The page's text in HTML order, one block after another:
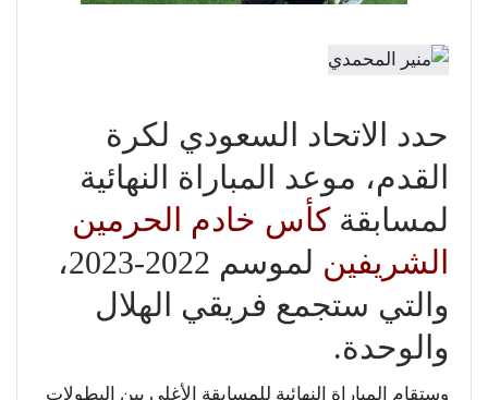
حدد الاتحاد السعودي لكرة
القدم، موعد المباراة النهائية
لمسابقةكأس خادم الحرمين
الشريفين
لموسم 2022-2023،
والتي ستجمع فريقي الهلال
والوحدة.
وستقام المباراة النهائية للمسابقة الأغلى بين البطولات